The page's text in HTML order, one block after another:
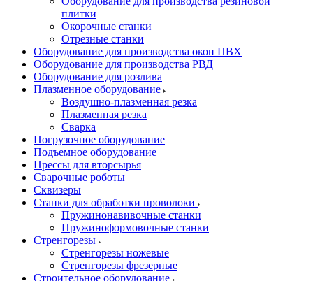
плитки
Окорочные станки
Отрезные станки
Оборудование для производства окон ПВХ
Оборудование для производства РВД
Оборудование для розлива
Плазменное оборудование
Воздушно-плазменная резка
Плазменная резка
Сварка
Погрузочное оборудование
Подъемное оборудование
Прессы для вторсырья
Сварочные роботы
Сквизеры
Станки для обработки проволоки
Пружинонавивочные станки
Пружиноформовочные станки
Стренгорезы
Стренгорезы ножевые
Стренгорезы фрезерные
Строительное оборудование